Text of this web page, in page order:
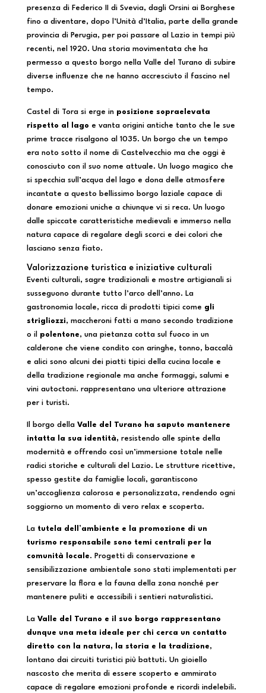
presenza di Federico II di Svevia, dagli Orsini ai Borghese
fino a diventare, dopo l’Unità d’Italia, parte della grande
provincia di Perugia, per poi passare al Lazio in tempi più
recenti, nel 1920. Una storia movimentata che ha
permesso a questo borgo nella Valle del Turano di subire
diverse influenze che ne hanno accresciuto il fascino nel
tempo.
Castel di Tora si erge in posizione sopraelevata
rispetto al lago e vanta origini antiche tanto che le sue
prime tracce risalgono al 1035. Un borgo che un tempo
era noto sotto il nome di Castelvecchio ma che oggi è
conosciuto con il suo nome attuale. Un luogo magico che
si specchia sull’acqua del lago e dona delle atmosfere
incantate a questo bellissimo borgo laziale capace di
donare emozioni uniche a chiunque vi si reca. Un luogo
dalle spiccate caratteristiche medievali e immerso nella
natura capace di regalare degli scorci e dei colori che
lasciano senza fiato.
Valorizzazione turistica e iniziative culturali
Eventi culturali, sagre tradizionali e mostre artigianali si
susseguono durante tutto l’arco dell’anno. La
gastronomia locale, ricca di prodotti tipici come gli
strigliozzi, maccheroni fatti a mano secondo tradizione
o il polentone, una pietanza cotta sul fuoco in un
calderone che viene condito con aringhe, tonno, baccalà
e alici sono alcuni dei piatti tipici della cucina locale e
della tradizione regionale ma anche formaggi, salumi e
vini autoctoni. rappresentano una ulteriore attrazione
per i turisti.
Il borgo dellaValle del Turano ha saputo mantenere
intatta la sua identità, resistendo alle spinte della
modernità e offrendo così un’immersione totale nelle
radici storiche e culturali del Lazio. Le strutture ricettive,
spesso gestite da famiglie locali, garantiscono
un’accoglienza calorosa e personalizzata, rendendo ogni
soggiorno un momento di vero relax e scoperta.
La tutela dell’ambiente e la promozione di un
turismo responsabile sono temi centrali per la
comunità locale. Progetti di conservazione e
sensibilizzazione ambientale sono stati implementati per
preservare la flora e la fauna della zona nonché per
mantenere puliti e accessibili i sentieri naturalistici.
LaValle del Turano e il suo borgo rappresentano
dunque una meta ideale per chi cerca un contatto
diretto con la natura, la storia e la tradizione,
lontano dai circuiti turistici più battuti. Un gioiello
nascosto che merita di essere scoperto e ammirato
capace di regalare emozioni profonde e ricordi indelebili.